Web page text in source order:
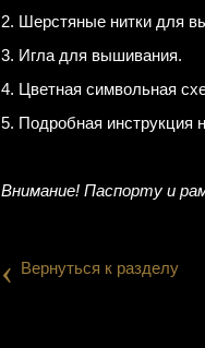
2. Шерстяные нитки для
3. Игла для вышивания.
4. Цветная символьная
5. Подробная инструкция
Внимание! Паспорту и
‹ Вернуться к разделу